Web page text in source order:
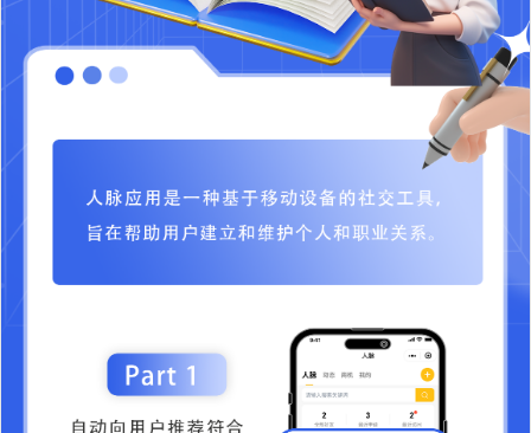
社交电商营销应用
￥2699
￥4699
加入购物车
￥0
加入购物车